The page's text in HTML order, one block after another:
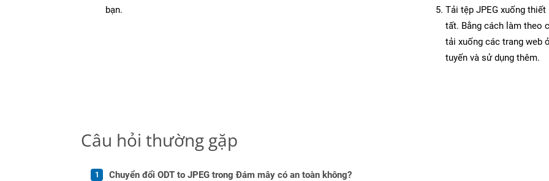
bạn.
Tải tệp JPEG xuống
tất. Bằng cách làm theo
tải xuống các trang web
tuyến và sử dụng thêm.
Câu hỏi thường gặp
Chuyển đổi ODT to JPEG trong Đám mây có an toàn không?